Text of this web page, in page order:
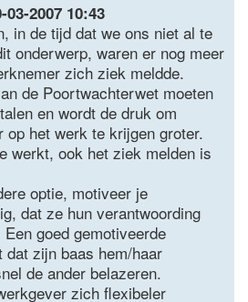
03-2007 10:43
in de tijd dat we ons niet al te
onderwerp, waren er nog meer
zich ziek meldde.
de Poortwachterwet moeten
en wordt de druk om
op het werk te krijgen groter.
werkt, ook het ziek melden is
optie, motiveer je
dat ze hun verantwoording
goed gemotiveerde
dat zijn baas hem/haar
de ander belazeren.
zich flexibeler